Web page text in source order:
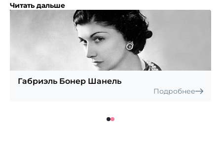
Вместе с красивым и утонченным древесным
Chanel Paris-Edimbourg , мы также, как и она,
открываем для себя неповторимую Шотландию.
Когда-то давно основательницу бренда связывала
с этой страной нежная любовь с герцогом
Вестминстерским, вместе с ним она познала
и секреты поведения, традиции и манеры
благородной знати. Создатель аромата французский
парфюмер Olivier Polge.
Читать дальше
Габриэль Бонер Шанель
Подробнее